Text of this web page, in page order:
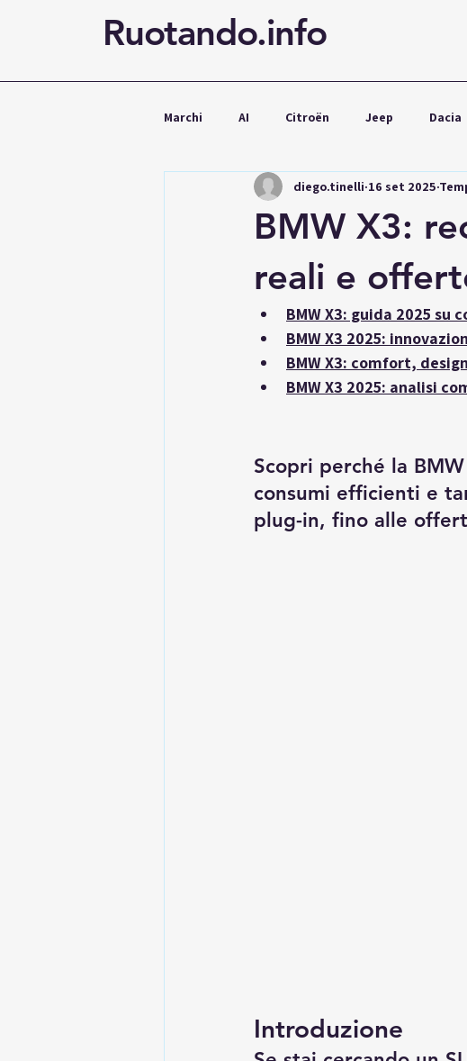
Ruotando.info
Marchi AI Citroën Jeep Dacia
Mercedes Volkswagen
BMW X3:
reali e
diego.tinelli 16 set 2025
BMW X3: guida 2025
BMW X3 2025:
BMW X3: comfort,
BMW X3 2025: analisi
Scopri perché la
consumi efficienti e
plug-in, fino alle
Introduzione